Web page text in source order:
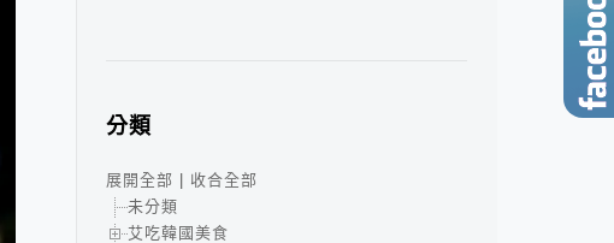
分類
展開全部
收合全部
未分類
艾吃韓國美食